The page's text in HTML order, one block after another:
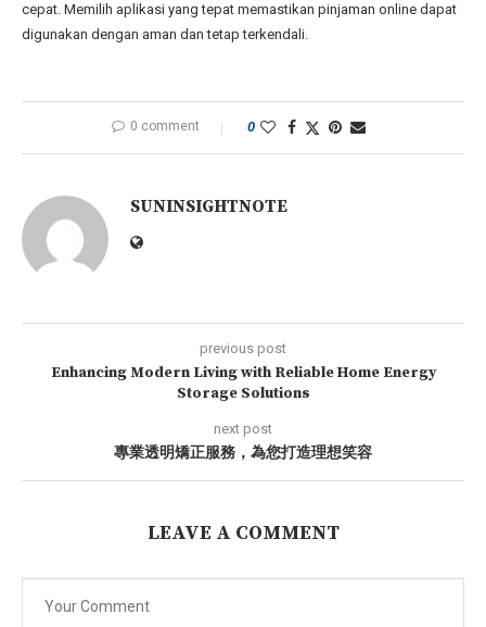
cepat. Memilih aplikasi yang tepat memastikan pinjaman online dapat
digunakan dengan aman dan tetap terkendali.
0 comment 0
SUNINSIGHTNOTE
previous post
Enhancing Modern Living with Reliable Home Energy
Storage Solutions
next post
專業透明矯正服務，為您打造理想笑容
LEAVE A COMMENT